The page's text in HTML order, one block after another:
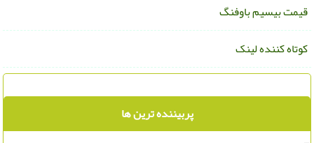
بیسیم باوفنگ
کننده لینک
پربیننده ترین ها